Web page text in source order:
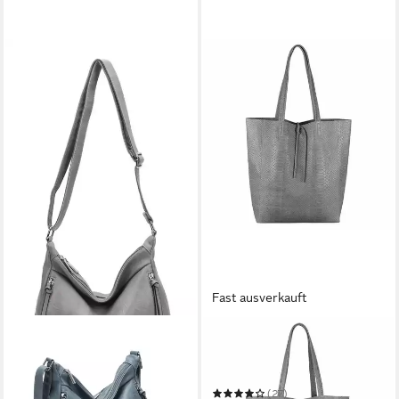
Fast ausverkauft
Schultertasche Made in Italy
Damen Premium Leder
SHOPPER Tasche HOBO
(27)